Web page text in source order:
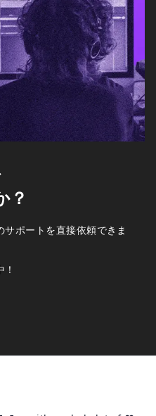
？
ポートを直接依頼できま